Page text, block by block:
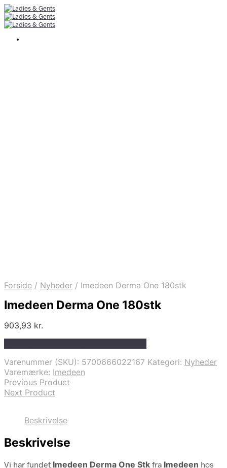
Forside / Nyheder / Imedeen Derma One 180stk
Imedeen Derma One 180stk
903,93 kr.
Varenummer (SKU): 5700666022167 Kategori: Nyheder
Varemærke: Imedeen
Previous Product
Next Product
Beskrivelse
Beskrivelse
Vi har fundet Imedeen Derma One Stk fra Imedeen hos